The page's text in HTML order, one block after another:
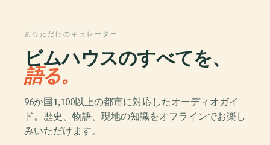
あなただけのキュレーター
ビムハウスのすべてを、
語る。
96か国1,100以上の都市に対応したオーディオガイ
ド。歴史、物語、現地の知識をオフラインでお楽し
みいただけます。